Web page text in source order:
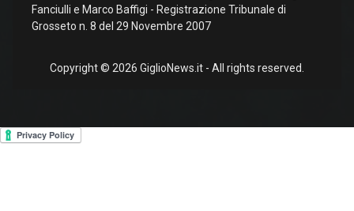
Fanciulli e Marco Baffigi - Registrazione Tribunale di
Grosseto n. 8 del 29 Novembre 2007
Copyright © 2026 GiglioNews.it - All rights reserved.